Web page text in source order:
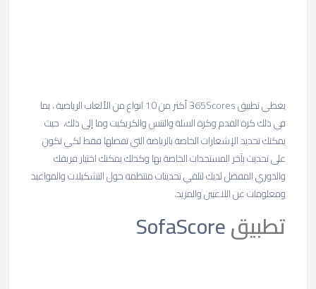
يغطي تطبيق 365Scores أكثر من 10 انواع من الألعاب الرياضية ، بما
في ذلك كرة القدم وكرة السلة والتنس والكريكيت وما إلى ذلك، حيث
يمكنك تحديد الإشعارات الخاصة بالرياضة التي تفضلها فقط لكي تكون
على تحديث بآخر المستجدات الخاصة بها وكذلك يمكنك اختيار فريقك
والدوري المفضل لديك لتلقي تحديثات منتظمة حول التشكيلات والمواعيد
ومعلومات عن اللاعبين والمزيد.
تطبيقSofaScore